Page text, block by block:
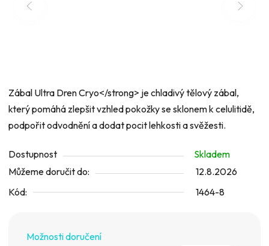
Zábal Ultra Dren Cryo</strong> je chladivý tělový zábal,
který pomáhá zlepšit vzhled pokožky se sklonem k celulitidě,
podpořit odvodnění a dodat pocit lehkosti a svěžesti.
Dostupnost
Skladem
Můžeme doručit do:
12.8.2026
Kód:
1464-8
Možnosti doručení